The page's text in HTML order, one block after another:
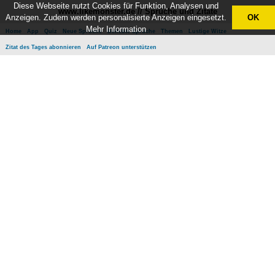
www.likemonster.de // Sprüche und Zitate
Home App Quiz Neue Sprüche Beliebte Sprüche Themen Lustige Witze
Zitat des Tages abonnieren Auf Patreon unterstützen
Diese Webseite nutzt Cookies für Funktion, Analysen und
Anzeigen. Zudem werden personalisierte Anzeigen eingesetzt.
Mehr Information
OK